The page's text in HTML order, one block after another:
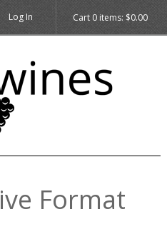
Cart 0items: $0.00
Log In
Format